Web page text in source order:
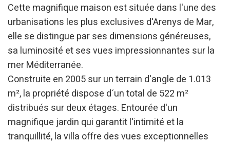
Cette magnifique maison est située dans l'une des
urbanisations les plus exclusives d'Arenys de Mar,
elle se distingue par ses dimensions généreuses,
sa luminosité et ses vues impressionnantes sur la
mer Méditerranée.
Construite en 2005 sur un terrain d'angle de 1.013
m², la propriété dispose d´un total de 522 m²
distribués sur deux étages. Entourée d'un
magnifique jardin qui garantit l'intimité et la
tranquillité, la villa offre des vues exceptionnelles